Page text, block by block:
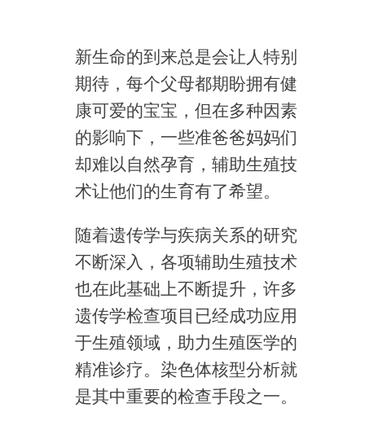
新生命的到来总是会让人特别
期待，每个父母都期盼拥有健
康可爱的宝宝，但在多种因素
的影响下，一些准爸爸妈妈们
却难以自然孕育，辅助生殖技
术让他们的生育有了希望。
随着遗传学与疾病关系的研究
不断深入，各项辅助生殖技术
也在此基础上不断提升，许多
遗传学检查项目已经成功应用
于生殖领域，助力生殖医学的
精准诊疗。染色体核型分析就
是其中重要的检查手段之一。